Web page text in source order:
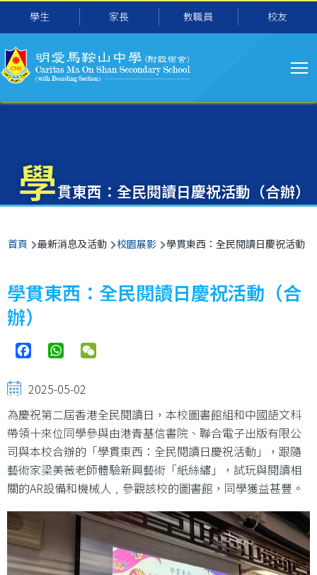
移至主內容
學生 家長 教職員 校友
导
航
學貫東西：全民閱讀日慶祝活動（合辦）
導
航
連
結
首頁 最新消息及活動 校園展影 學貫東西：全民閱讀日慶祝活動
學貫東西：全民閱讀日慶祝活動（合
辦）
FacebookWhatsApp
2025-05-02
為慶祝第二屆香港全民閱讀日，本校圖書館組和中國語文科
帶領十來位同學參與由港青基信書院、聯合電子出版有限公
司與本校合辦的「學貫東西：全民閱讀日慶祝活動」，跟隨
藝術家梁美薇老師體驗新興藝術「紙絲繡」，試玩與閱讀相
關的AR設備和機械人﹐參觀該校的圖書館，同學獲益甚豐。